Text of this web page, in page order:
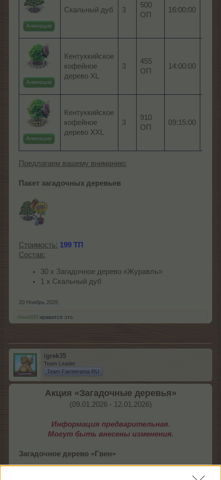
Анимация
Скальный дуб 3
500
ОП
16:00:00
Анимация
Кентуккийское
кофейное
дерево XL
3
455
ОП
14:00:00
Анимация
Кентуккийское
кофейное
дерево XXL
3
910
ОП
09:15:00
Предлагаем вашему вниманию:
Пакет загадочных деревьев
Стоимость: 199 ТП
Состав:
30 х Загадочное дерево «Журавль»
1 х Скальный дуб
20 Ноябрь 2025
тёма000 нравится это.
igrek35
Team Leader
Team Farmerama RU
Акция «Загадочные деревья»
(09.01.2026 - 12.01.2026)​
Информация предварительная.
Могут быть внесены изменения.
Загадочное дерево «Гвен»